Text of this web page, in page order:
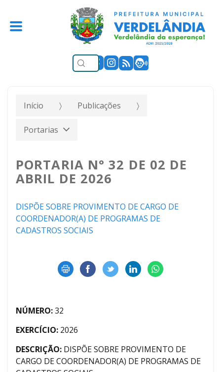
Início Publicações
Portarias
PORTARIA N° 32 DE 02 DE
ABRIL DE 2026
DISPÕE SOBRE PROVIMENTO DE CARGO DE
COORDENADOR(A) DE PROGRAMAS DE
CADASTROS SOCIAIS
NÚMERO:32
EXERCÍCIO: 2026
DESCRIÇÃO: DISPÕE SOBRE PROVIMENTO DE
CARGO DE COORDENADOR(A) DE PROGRAMAS DE